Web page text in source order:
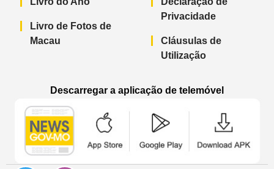
Livro de Fotos de
Macau
Privacidade
Cláusulas de
Utilização
Descarregar a aplicação de telemóvel